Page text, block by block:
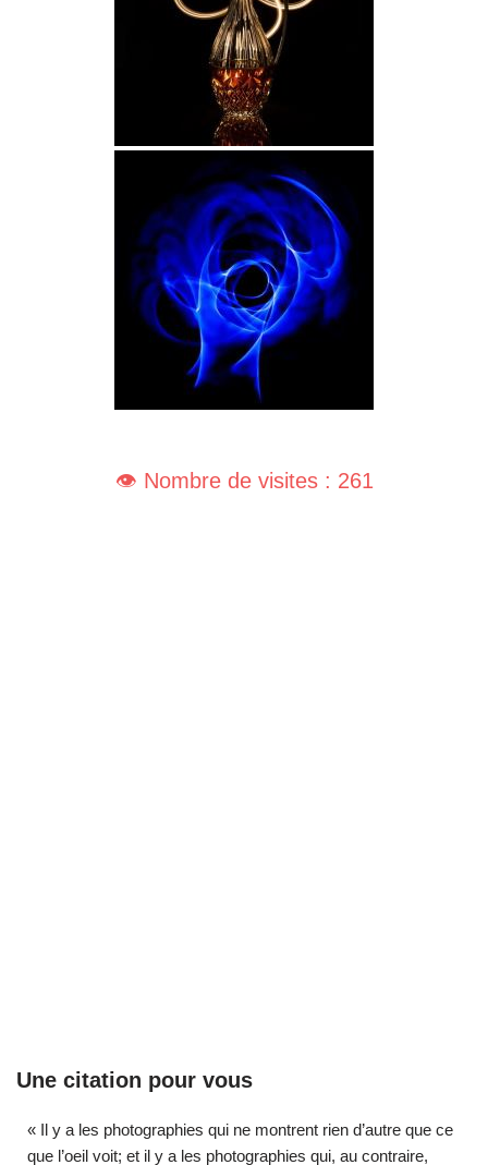
👁️ Nombre de visites : 261
Une citation pour vous
« Il y a les photographies qui ne montrent rien d’autre que ce
que l’oeil voit; et il y a les photographies qui, au contraire,